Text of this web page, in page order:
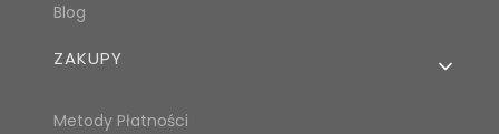
Blog
ZAKUPY
Metody Płatności